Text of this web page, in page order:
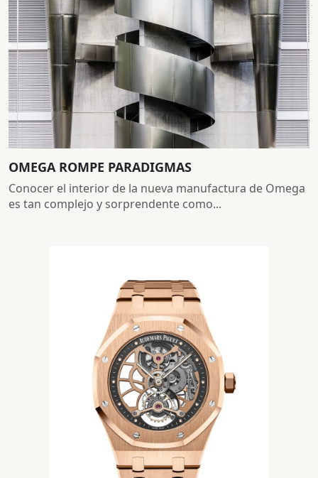
OMEGA ROMPE PARADIGMAS
Conocer el interior de la nueva manufactura de Omega
es tan complejo y sorprendente como...